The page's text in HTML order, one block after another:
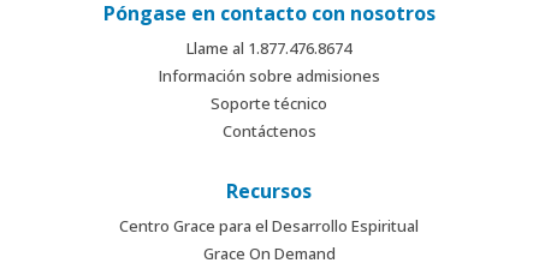
Póngase en contacto con nosotros
Llame al 1.877.476.8674
Información sobre admisiones
Soporte técnico
Contáctenos
Recursos
Centro Grace para el Desarrollo Espiritual
Grace On Demand